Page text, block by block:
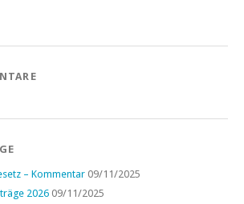
– Kommentar 09/11/2025
2026 09/11/2025